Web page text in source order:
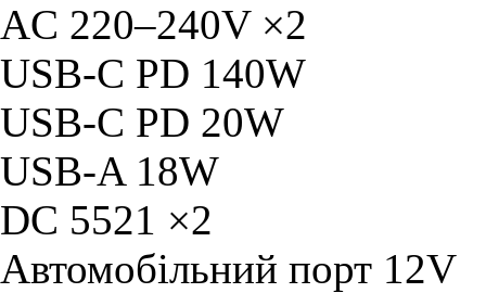
AC 220–240V ×2
USB-C PD 140W
USB-C PD 20W
USB-A 18W
DC 5521 ×2
Автомобільний порт 12V